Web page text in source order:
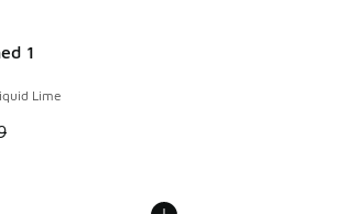
1
Lime
Prix en baisse de € 189,99 à